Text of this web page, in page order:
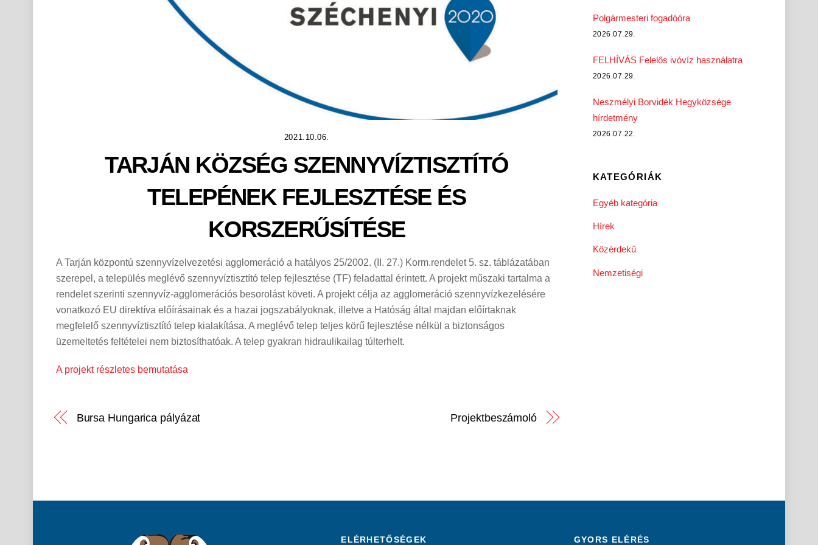
2021.10.06.
TARJÁN KÖZSÉG SZENNYVÍZTISZTÍTÓ
TELEPÉNEK FEJLESZTÉSE ÉS
KORSZERŰSÍTÉSE
A Tarján központú szennyvízelvezetési agglomeráció a hatályos 25/2002. (II. 27.) Korm.rendelet 5. sz. táblázatában
szerepel, a település meglévő szennyvíztisztító telep fejlesztése (TF) feladattal érintett. A projekt műszaki tartalma a
rendelet szerinti szennyvíz-agglomerációs besorolást követi. A projekt célja az agglomeráció szennyvízkezelésére
vonatkozó EU direktíva előírásainak és a hazai jogszabályoknak, illetve a Hatóság által majdan előírtaknak
megfelelő szennyvíztisztító telep kialakítása. A meglévő telep teljes körű fejlesztése nélkül a biztonságos
üzemeltetés feltételei nem biztosíthatóak. A telep gyakran hidraulikailag túlterhelt.
A projekt részletes bemutatása
Bursa Hungarica pályázat Projektbeszámoló
Polgármesteri fogadóóra
2026.07.29.
FELHÍVÁS Felelős ivóvíz használatra
2026.07.29.
Neszmélyi Borvidék Hegyközsége
hírdetmény
2026.07.22.
KATEGÓRIÁK
Egyéb kategória
Hírek
Közérdekű
Nemzetiségi
ELÉRHETŐSÉGEK GYORS ELÉRÉS